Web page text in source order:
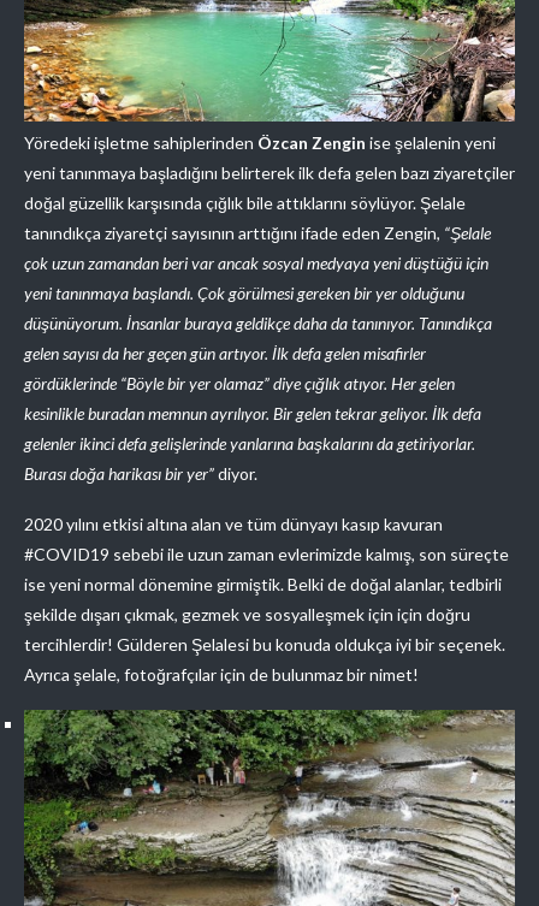
Yöredeki işletme sahiplerinden Özcan Zengin ise şelalenin yeni
yeni tanınmaya başladığını belirterek ilk defa gelen bazı ziyaretçiler
doğal güzellik karşısında çığlık bile attıklarını söylüyor. Şelale
tanındıkça ziyaretçi sayısının arttığını ifade eden Zengin, “Şelale
çok uzun zamandan beri var ancak sosyal medyaya yeni düştüğü için
yeni tanınmaya başlandı. Çok görülmesi gereken bir yer olduğunu
düşünüyorum. İnsanlar buraya geldikçe daha da tanınıyor. Tanındıkça
gelen sayısı da her geçen gün artıyor. İlk defa gelen misafirler
gördüklerinde “Böyle bir yer olamaz” diye çığlık atıyor. Her gelen
kesinlikle buradan memnun ayrılıyor. Bir gelen tekrar geliyor. İlk defa
gelenler ikinci defa gelişlerinde yanlarına başkalarını da getiriyorlar.
Burası doğa harikası bir yer”diyor.
2020 yılını etkisi altına alan ve tüm dünyayı kasıp kavuran
#COVID19 sebebi ile uzun zaman evlerimizde kalmış, son süreçte
ise yeni normal dönemine girmiştik. Belki de doğal alanlar, tedbirli
şekilde dışarı çıkmak, gezmek ve sosyalleşmek için için doğru
tercihlerdir! Gülderen Şelalesi bu konuda oldukça iyi bir seçenek.
Ayrıca şelale, fotoğrafçılar için de bulunmaz bir nimet!